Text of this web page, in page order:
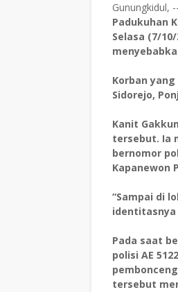
Gunungkidul, --
Padukuhan
Selasa (7/
Korban
Sidorejo,
Kanit
tersebut. Ia
bernomor
Kapanewon
“Sampai di
identitasnya
Pada saat
polisi AE
tersebut